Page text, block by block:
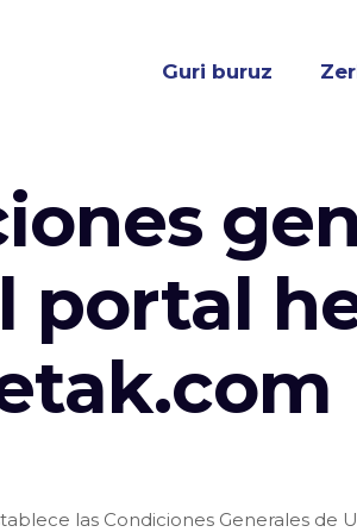
Guri buruz
portal
las Condiciones Generales de